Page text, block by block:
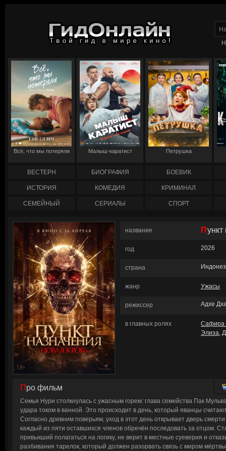
Всё, что мы потеряли Малыш-каратист Петрушка
ВЕСТЕРН БИОГРАФИЯ БОЕВИК
ИСТОРИЯ КОМЕДИЯ КРИМИНАЛ
СЕМЕЙНЫЙ СЕРИАЛЫ СПОРТ
название
год 2026
страна
жанр Ужасы
режиссер Адхе
в главных ролях
Сафира
Элиза,
Про фильм
Семья Нури столкнулась с ужасным горем: глава семейства Пак
удара током в ванной. Это происходит в день, который яванцы
Согласно древним поверьям, уход в этот день открывает дверь
каждый из пяти оставшихся членов обречён последовать за отцом.
привыкший полагаться на логику, не верит в местные суеверия и
разбивания тарелок, который должен разорвать связь с миром